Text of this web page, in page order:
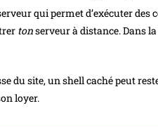
qui permet d’exécuter
tonserveur à distance. Dans
du site, un shell caché peut
loyer.